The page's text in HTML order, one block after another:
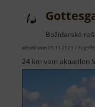
Božídarské
aktuell vom 05.11.2023 /
24 km vom aktuellen